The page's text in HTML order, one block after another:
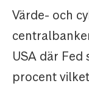
Värde- och
USA där
procent